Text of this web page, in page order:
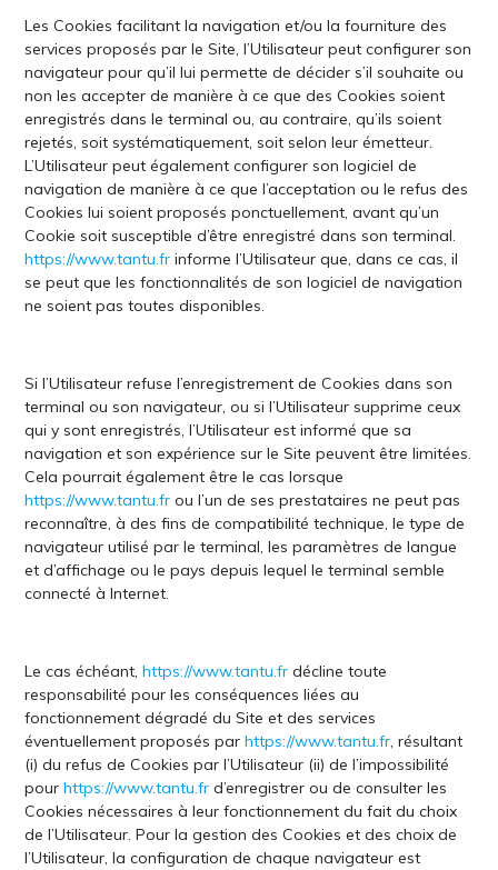
Les Cookies facilitant la navigation et/ou la fourniture des
services proposés par le Site, l’Utilisateur peut configurer son
navigateur pour qu’il lui permette de décider s’il souhaite ou
non les accepter de manière à ce que des Cookies soient
enregistrés dans le terminal ou, au contraire, qu’ils soient
rejetés, soit systématiquement, soit selon leur émetteur.
L’Utilisateur peut également configurer son logiciel de
navigation de manière à ce que l’acceptation ou le refus des
Cookies lui soient proposés ponctuellement, avant qu’un
Cookie soit susceptible d’être enregistré dans son terminal.
https://www.tantu.fr informe l’Utilisateur que, dans ce cas, il
se peut que les fonctionnalités de son logiciel de navigation
ne soient pas toutes disponibles.
Si l’Utilisateur refuse l’enregistrement de Cookies dans son
terminal ou son navigateur, ou si l’Utilisateur supprime ceux
qui y sont enregistrés, l’Utilisateur est informé que sa
navigation et son expérience sur le Site peuvent être limitées.
Cela pourrait également être le cas lorsque
https://www.tantu.fr ou l’un de ses prestataires ne peut pas
reconnaître, à des fins de compatibilité technique, le type de
navigateur utilisé par le terminal, les paramètres de langue
et d’affichage ou le pays depuis lequel le terminal semble
connecté à Internet.
Le cas échéant,https://www.tantu.fr décline toute
responsabilité pour les conséquences liées au
fonctionnement dégradé du Site et des services
éventuellement proposés parhttps://www.tantu.fr, résultant
(i) du refus de Cookies par l’Utilisateur (ii) de l’impossibilité
pourhttps://www.tantu.fr d’enregistrer ou de consulter les
Cookies nécessaires à leur fonctionnement du fait du choix
de l’Utilisateur. Pour la gestion des Cookies et des choix de
l’Utilisateur, la configuration de chaque navigateur est